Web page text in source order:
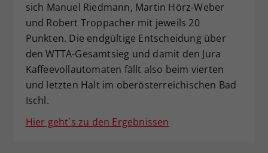
sich Manuel Riedmann, Martin Hörz-Weber
und Robert Troppacher mit jeweils 20
Punkten. Die endgültige Entscheidung über
den WTTA-Gesamtsieg und damit den Jura
Kaffeevollautomaten fällt also beim vierten
und letzten Halt im oberösterreichischen Bad
Ischl.
Hier geht´s zu den Ergebnissen